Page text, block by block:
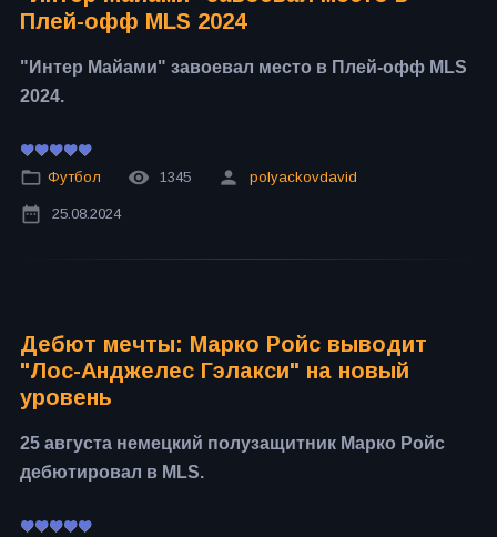
Плей-офф MLS 2024
"Интер Майами" завоевал место в Плей-офф MLS
2024.
Футбол 1345 polyackovdavid
25.08.2024
Дебют мечты: Марко Ройс выводит
"Лос-Анджелес Гэлакси" на новый
уровень
25 августа немецкий полузащитник Марко Ройс
дебютировал в MLS.